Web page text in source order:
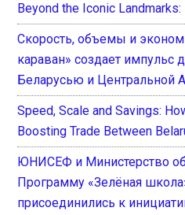
Beyond the Iconic
Скорость, объемы и
караван» создает импульс
Беларусью и Центральной
Speed, Scale and Savings:
Boosting Trade Between
ЮНИСЕФ и Министерство
Программу «Зелёная
присоединились к